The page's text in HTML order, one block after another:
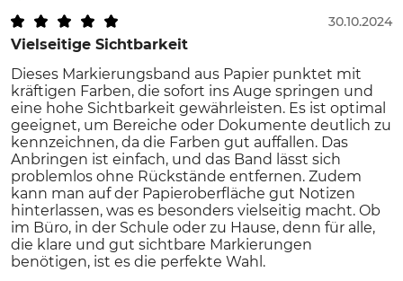
Vielseitige Sichtbarkeit
30.10.2024
Dieses Markierungsband aus Papier punktet mit
kräftigen Farben, die sofort ins Auge springen und
eine hohe Sichtbarkeit gewährleisten. Es ist optimal
geeignet, um Bereiche oder Dokumente deutlich zu
kennzeichnen, da die Farben gut auffallen. Das
Anbringen ist einfach, und das Band lässt sich
problemlos ohne Rückstände entfernen. Zudem
kann man auf der Papieroberfläche gut Notizen
hinterlassen, was es besonders vielseitig macht. Ob
im Büro, in der Schule oder zu Hause, denn für alle,
die klare und gut sichtbare Markierungen
benötigen, ist es die perfekte Wahl.